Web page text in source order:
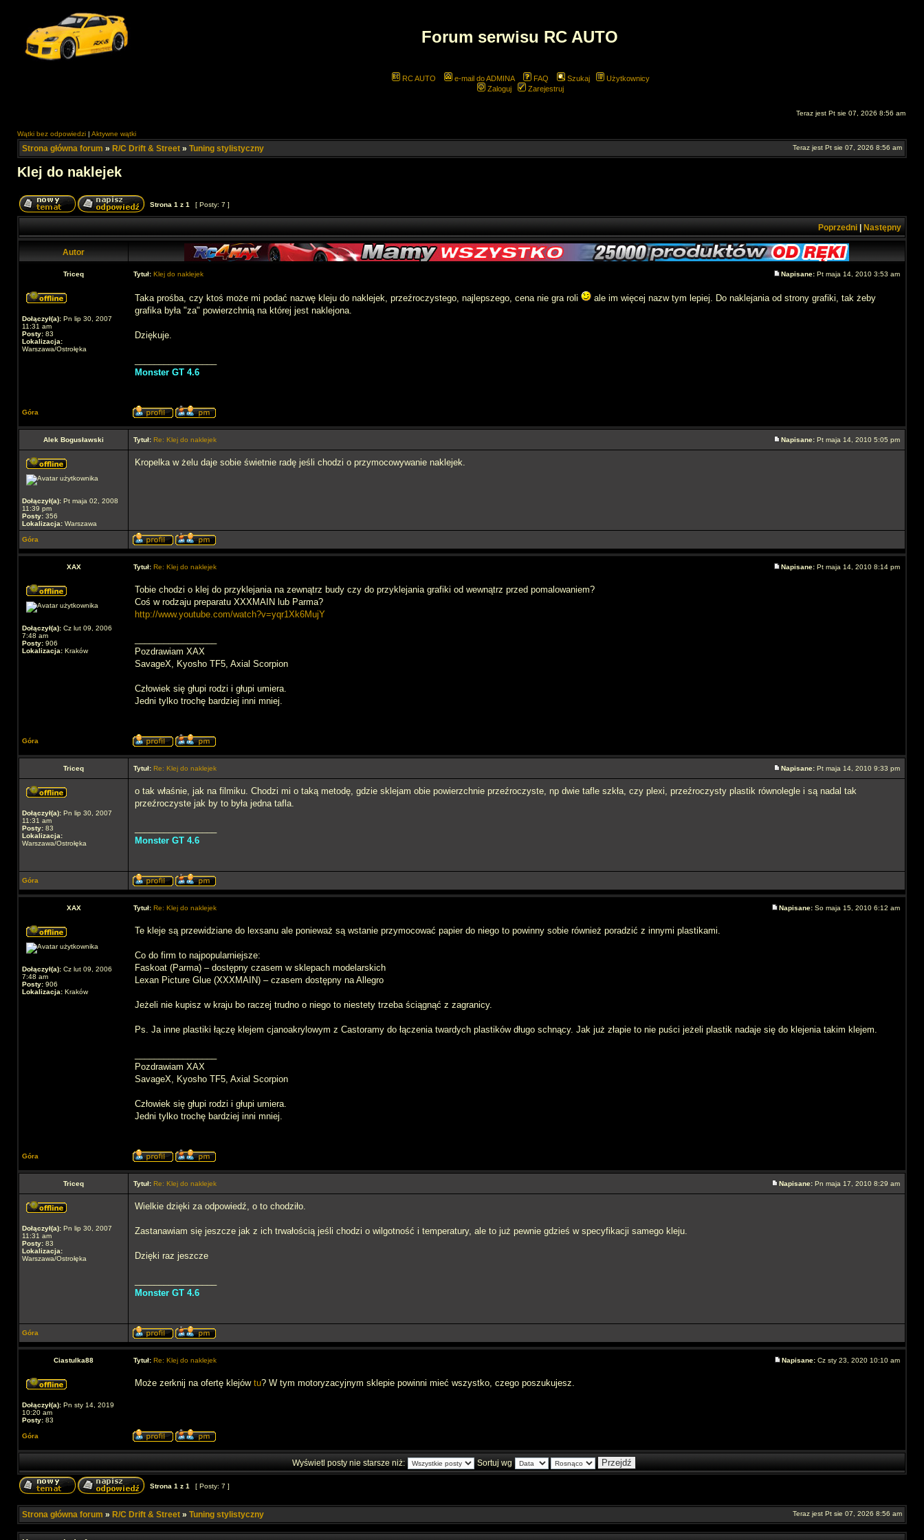
Forum serwisu RC AUTO
RC AUTO e-mail do ADMINA FAQ Szukaj
Użytkownicy
Zaloguj
Zarejestruj
Teraz jest Pt sie 07, 2026 8:56 am
Wątki bez odpowiedzi | Aktywne wątki
Strona główna forum » R/C Drift & Street » Tuning stylistyczny Teraz jest Pt sie 07, 2026 8:56 am
Klej do naklejek
Strona 1 z 1 [ Posty: 7 ]
Poprzedni Następny
Autor
Triceq Tytuł: Klej do naklejek Napisane: Pt maja 14, 2010 3:53 am
Dołączył(a): Pn lip 30, 2007
11:31 am
Posty: 83
Lokalizacja:
Warszawa/Ostrołęka
Taka prośba, czy ktoś może mi podać nazwę kleju do naklejek, przeźroczystego, najlepszego, cena nie gra roli
ale im więcej nazw tym lepiej. Do naklejania od strony grafiki, tak żeby
grafika była "za" powierzchnią na której jest naklejona.
Dziękuje.
Monster GT 4.6
Góra
Alek Bogusławski Tytuł: Re: Klej do naklejek Napisane: Pt maja 14, 2010 5:05 pm
Dołączył(a): Pt maja 02, 2008
11:39 pm
Posty: 356
Lokalizacja: Warszawa
Kropelka w żelu daje sobie świetnie radę jeśli chodzi o przymocowywanie naklejek.
Góra
XAX Tytuł: Re: Klej do naklejek Napisane: Pt maja 14, 2010 8:14 pm
Dołączył(a): Cz lut 09, 2006
7:48 am
Posty: 906
Lokalizacja: Kraków
Tobie chodzi o klej do przyklejania na zewnątrz budy czy do przyklejania grafiki od wewnątrz przed pomalowaniem?
Coś w rodzaju preparatu XXXMAIN lub Parma?
http://www.youtube.com/watch?v=yqr1Xk6MujY
Pozdrawiam XAX
SavageX, Kyosho TF5, Axial Scorpion
Człowiek się głupi rodzi i głupi umiera.
Jedni tylko trochę bardziej inni mniej.
Góra
Triceq Tytuł: Re: Klej do naklejek Napisane: Pt maja 14, 2010 9:33 pm
Dołączył(a): Pn lip 30, 2007
11:31 am
Posty: 83
Lokalizacja:
Warszawa/Ostrołęka
o tak właśnie, jak na filmiku. Chodzi mi o taką metodę, gdzie sklejam obie powierzchnie przeźroczyste, np dwie tafle szkła, czy plexi, przeźroczysty plastik równolegle i są nadal tak
przeźroczyste jak by to była jedna tafla.
Monster GT 4.6
Góra
XAX Tytuł: Re: Klej do naklejek Napisane: So maja 15, 2010 6:12 am
Dołączył(a): Cz lut 09, 2006
7:48 am
Posty: 906
Lokalizacja: Kraków
Te kleje są przewidziane do lexsanu ale ponieważ są wstanie przymocować papier do niego to powinny sobie również poradzić z innymi plastikami.
Co do firm to najpopularniejsze:
Faskoat (Parma) – dostępny czasem w sklepach modelarskich
Lexan Picture Glue (XXXMAIN) – czasem dostępny na Allegro
Jeżeli nie kupisz w kraju bo raczej trudno o niego to niestety trzeba ściągnąć z zagranicy.
Ps. Ja inne plastiki łączę klejem cjanoakrylowym z Castoramy do łączenia twardych plastików długo schnący. Jak już złapie to nie puści jeżeli plastik nadaje się do klejenia takim klejem.
Pozdrawiam XAX
SavageX, Kyosho TF5, Axial Scorpion
Człowiek się głupi rodzi i głupi umiera.
Jedni tylko trochę bardziej inni mniej.
Góra
Triceq Tytuł: Re: Klej do naklejek Napisane: Pn maja 17, 2010 8:29 am
Dołączył(a): Pn lip 30, 2007
11:31 am
Posty: 83
Lokalizacja:
Warszawa/Ostrołęka
Wielkie dzięki za odpowiedź, o to chodziło.
Zastanawiam się jeszcze jak z ich trwałością jeśli chodzi o wilgotność i temperatury, ale to już pewnie gdzieś w specyfikacji samego kleju.
Dzięki raz jeszcze
Monster GT 4.6
Góra
Ciastulka88 Tytuł: Re: Klej do naklejek Napisane: Cz sty 23, 2020 10:10 am
Dołączył(a): Pn sty 14, 2019
10:20 am
Posty: 83
Może zerknij na ofertę klejów tu? W tym motoryzacyjnym sklepie powinni mieć wszystko, czego poszukujesz.
Góra
Wyświetl posty nie starsze niż: Sortuj wg
Strona 1 z 1 [ Posty: 7 ]
Strona główna forum » R/C Drift & Street » Tuning stylistyczny Teraz jest Pt sie 07, 2026 8:56 am